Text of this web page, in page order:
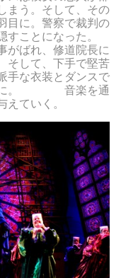
まう。そして、その
目に。警察で裁判の
すことになった。
がばれ、修道院長に
そして、下手で堅苦
手な衣装とダンスで
判に。 音楽を通
えていく。